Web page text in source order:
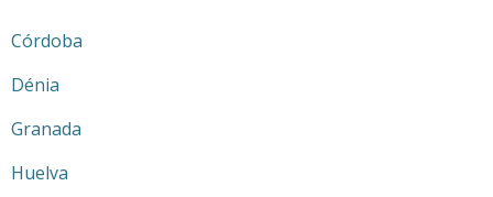
Córdoba
Dénia
Granada
Huelva